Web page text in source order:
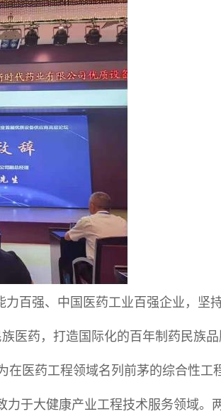
百强、中国医药工业百强企业，坚
医药，打造国际化的百年制药民族
医药工程领域名列前茅的综合性工
于大健康产业工程技术服务领域。